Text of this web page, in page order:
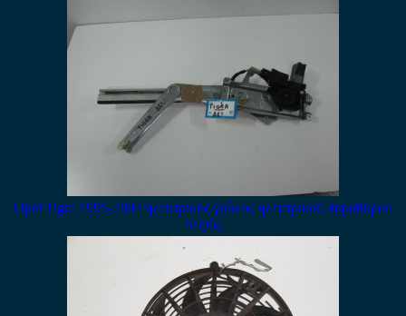
Opel Tigra 1995-2004 ηλεκτρικός γρύλος ηλεκτρικού παραθύρου
δεξιός